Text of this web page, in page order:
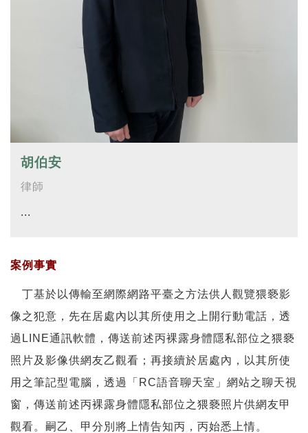
胡伯安
律師
...
案例事實
丁基於以傳輸至網際網路平臺之方法供人觀覽猥褻影
像之犯意，先在居處內以其所使用之上開行動電話，透
過LINE通訊軟體，傳送前述丙裸露身體隱私部位之猥褻
照片及影像供網友乙觀看；再接續於居處內，以其所使
用之筆記型電腦，透過「RC語音聊天室」網站之聊天視
窗，傳送前述丙裸露身體隱私部位之猥褻照片供網友甲
觀看。嗣乙、甲分別將上情告知丙，丙始悉上情。